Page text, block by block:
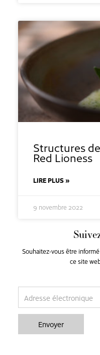
Structures
Red Lioness
LIRE PLUS »
9 novembre 2022
Souhaitez-vous être
ce site
Envoyer